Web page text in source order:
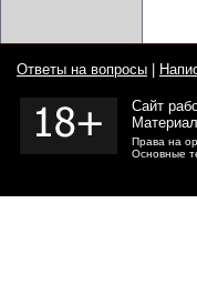
Ответы на вопросы
Сайт
Права на
Основные